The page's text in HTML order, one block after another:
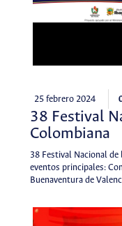
25 febrero 2024
38 Festival
Colombiana
38 Festival Nacional
eventos principales:
Buenaventura de